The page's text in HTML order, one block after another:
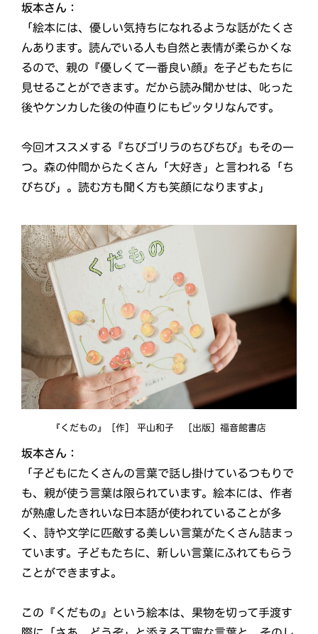
坂本さん：
「絵本には、優しい気持ちになれるような話がたくさ
んあります。読んでいる人も自然と表情が柔らかくな
るので、親の『優しくて一番良い顔』を子どもたちに
見せることができます。だから読み聞かせは、叱った
後やケンカした後の仲直りにもピッタリなんです。
今回オススメする『ちびゴリラのちびちび』もその一
つ。森の仲間からたくさん「大好き」と言われる「ち
びちび」。読む方も聞く方も笑顔になりますよ」
『くだもの』［作］ 平山和子 ［出版］福音館書店
坂本さん：
「子どもにたくさんの言葉で話し掛けているつもりで
も、親が使う言葉は限られています。絵本には、作者
が熟慮したきれいな日本語が使われていることが多
く、詩や文学に匹敵する美しい言葉がたくさん詰まっ
ています。子どもたちに、新しい言葉にふれてもらう
ことができますよ。
この『くだもの』という絵本は、果物を切って手渡す